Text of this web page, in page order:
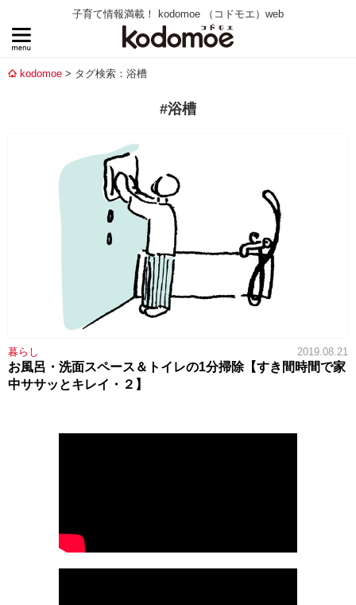
子育て情報満載！ kodomoe （コドモエ）web
kodomoe タグ検索：浴槽
#浴槽
暮らし 2019.08.21
お風呂・洗面スペース＆トイレの1分掃除【すき間時間で家
中ササッとキレイ・２】